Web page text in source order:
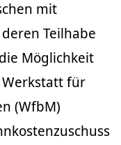
mit
Teilhabe
Möglichkeit
für
(WfbM)